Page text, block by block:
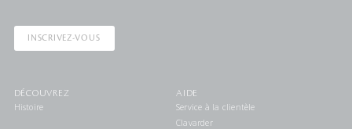
INSCRIVEZ-VOUS
DÉCOUVREZ
Histoire
AIDE
Service à la clientèle
Clavarder